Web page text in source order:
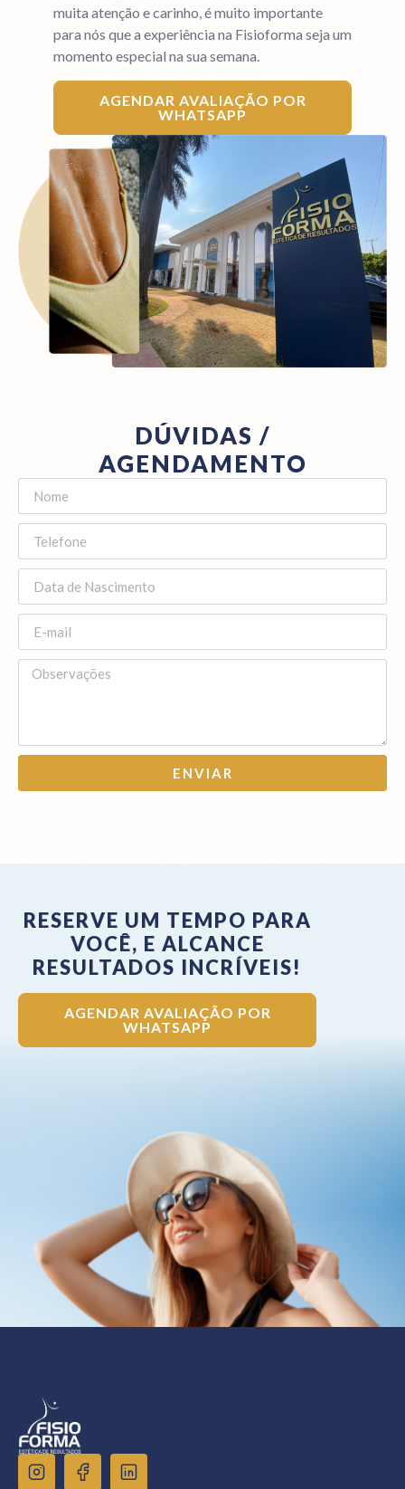
muita atenção e carinho, é muito importante
para nós que a experiência na Fisioforma seja um
momento especial na sua semana.
AGENDAR AVALIAÇÃO POR
WHATSAPP
DÚVIDAS /
AGENDAMENTO
ENVIAR
RESERVE UM TEMPO PARA
VOCÊ, E ALCANCE
RESULTADOS INCRÍVEIS!
AGENDAR AVALIAÇÃO POR
WHATSAPP